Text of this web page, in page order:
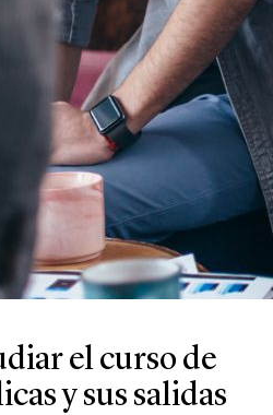
el curso de
y sus salidas